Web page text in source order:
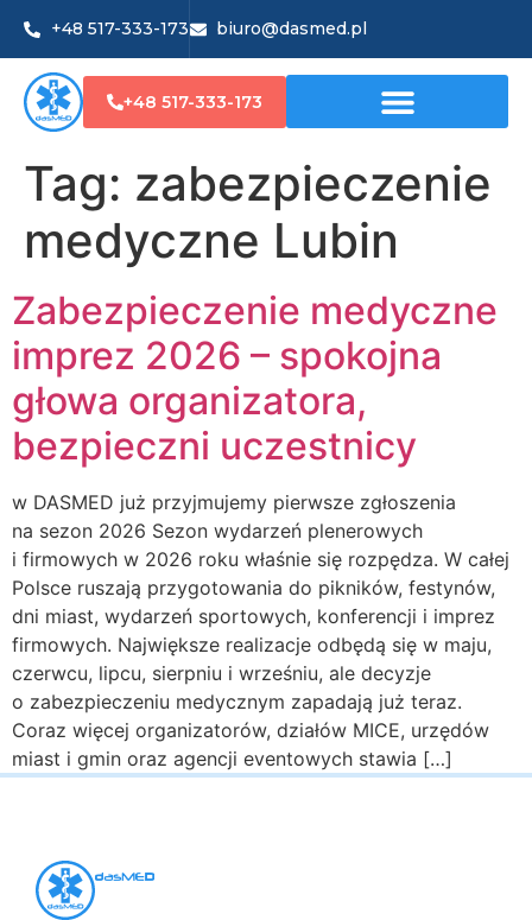
+48 517-333-173 biuro@dasmed.pl
+48 517-333-173
Tag: zabezpieczenie
medyczne Lubin
Zabezpieczenie medyczne
imprez 2026 – spokojna
głowa organizatora,
bezpieczni uczestnicy
w DASMED już przyjmujemy pierwsze zgłoszenia
na sezon 2026 Sezon wydarzeń plenerowych
i firmowych w 2026 roku właśnie się rozpędza. W całej
Polsce ruszają przygotowania do pikników, festynów,
dni miast, wydarzeń sportowych, konferencji i imprez
firmowych. Największe realizacje odbędą się w maju,
czerwcu, lipcu, sierpniu i wrześniu, ale decyzje
o zabezpieczeniu medycznym zapadają już teraz.
Coraz więcej organizatorów, działów MICE, urzędów
miast i gmin oraz agencji eventowych stawia […]